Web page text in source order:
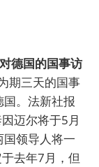
德国的国事访
期三天的国事
。法新社报
迈尔将于5月
领导人将一
去年7月，但